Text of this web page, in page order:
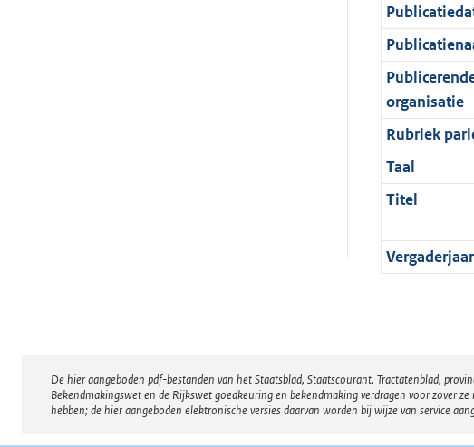
organisatie
Rubriek
Taal
Titel
Vergaderjaar
Disclaimer
De hier aangeboden pdf-bestanden van het Staatsblad, Staatscourant, Tractatenblad,
Bekendmakingswet en de Rijkswet goedkeuring en bekendmaking verdragen voor zover
hebben; de hier aangeboden elektronische versies daarvan worden bij wijze van service